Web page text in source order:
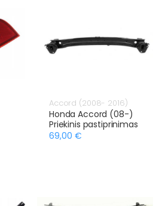
Accord (2008- 2016)
Honda Accord (08-)
Priekinis pastiprinimas
69,00 €